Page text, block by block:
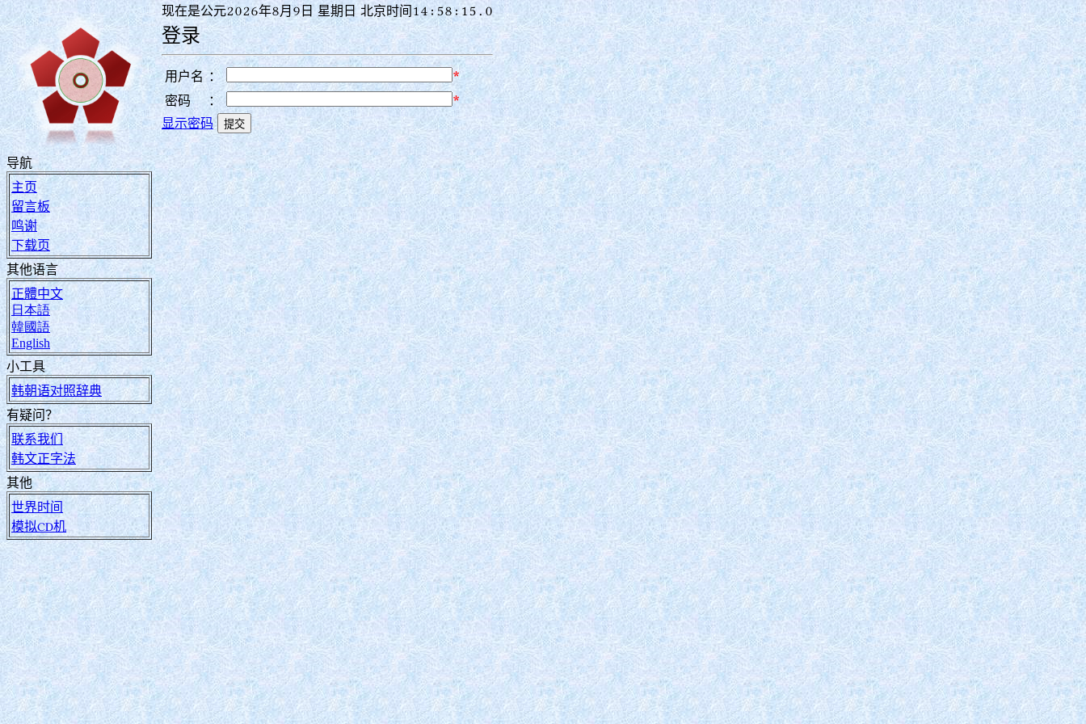
导航
主页
留言板
鸣谢
下载页
其他语言
正體中文
日本語
韓國語
English
小工具
韩朝语对照辞典
有疑问？
联系我们
韩文正字法
其他
世界时间
模拟CD机
现在是公元2026年8月9日 星期日 北京时间14:58:15.4
登录
用户名 ： *
密码 ：
*
显示密码